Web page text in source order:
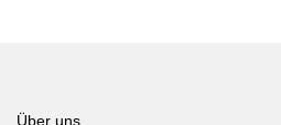
Über uns